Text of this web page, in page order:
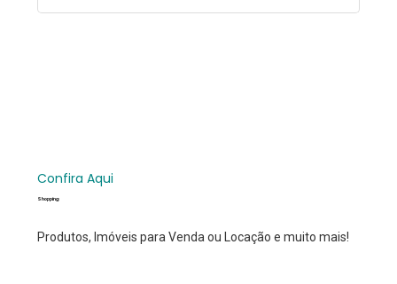
Confira Aqui
Shopping
Produtos, Imóveis para Venda ou Locação e muito mais!